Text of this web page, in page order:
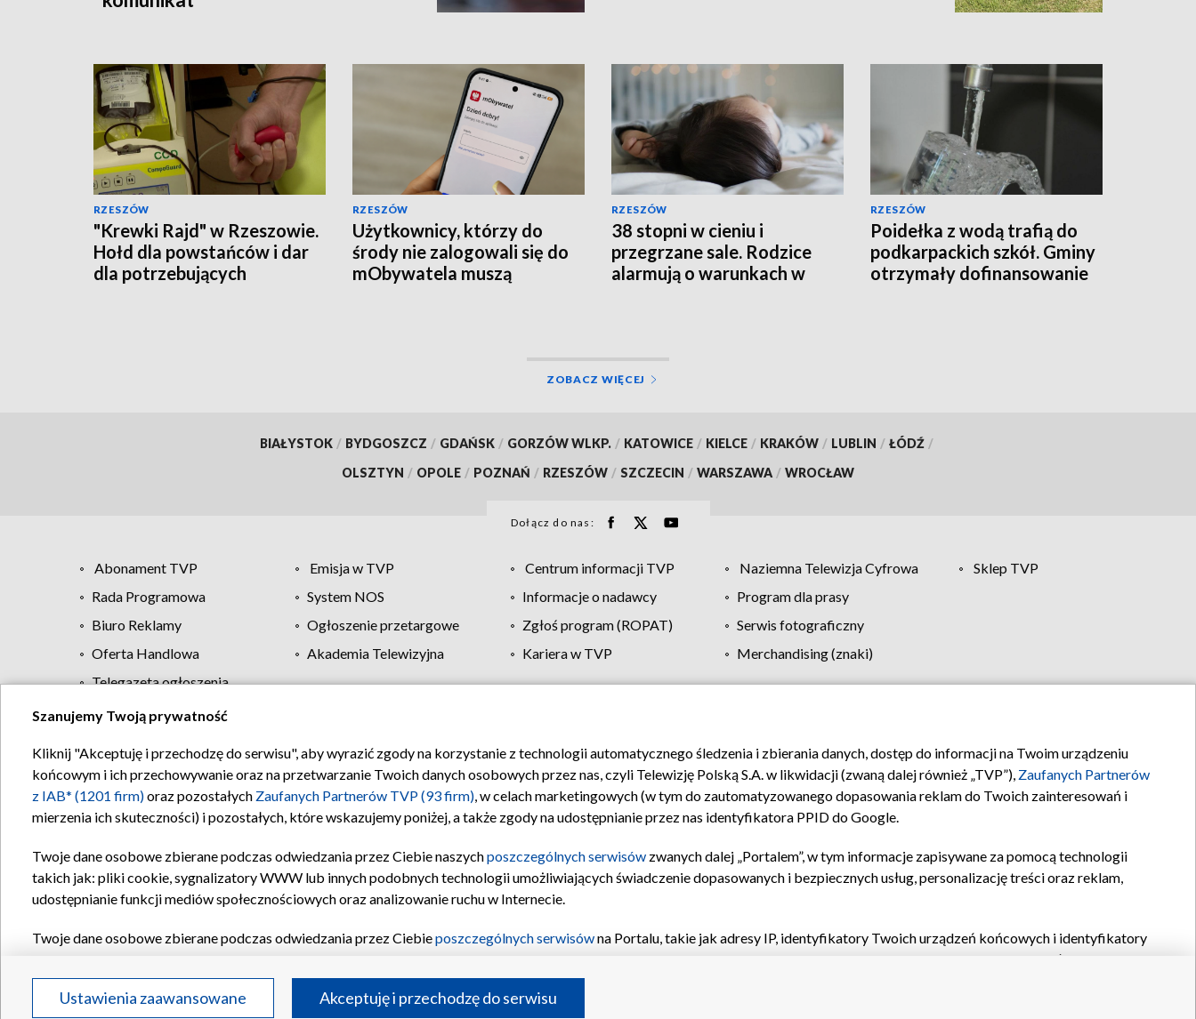
RZESZÓW
"Krewki Rajd" w Rzeszowie.
Hołd dla powstańców i dar
dla potrzebujących
RZESZÓW
Użytkownicy, którzy do
środy nie zalogowali się do
mObywatela muszą
RZESZÓW
38 stopni w cieniu i
przegrzane sale. Rodzice
alarmują o warunkach w
RZESZÓW
Poidełka z wodą trafią do
podkarpackich szkół. Gminy
otrzymały dofinansowanie
ZOBACZ WIĘCEJ
BIAŁYSTOK / BYDGOSZCZ / GDAŃSK / GORZÓW WLKP. / KATOWICE / KIELCE / KRAKÓW / LUBLIN / ŁÓDŹ /
OLSZTYN / OPOLE / POZNAŃ / RZESZÓW / SZCZECIN / WARSZAWA / WROCŁAW
Dołącz do nas:
Abonament TVP Emisja w TVP Centrum informacji TVP Naziemna Telewizja Cyfrowa
Sklep TVP
Rada Programowa
System NOS Informacje o nadawcy
Program dla prasy
Biuro Reklamy
Ogłoszenie przetargowe Zgłoś program (ROPAT)
Serwis fotograficzny
Oferta Handlowa
Akademia Telewizyjna Kariera w TVP
Merchandising (znaki)
Telegazeta ogłoszenia
Regulamin TVP Polityka prywatności Moje zgody Pomoc Biuro reklamy Kontakt
Szanujemy Twoją prywatność
Kliknij "Akceptuję i przechodzę do serwisu", aby wyrazić zgody na korzystanie z technologii automatycznego śledzenia i zbierania danych, dostęp do informacji na Twoim urządzeniu
końcowym i ich przechowywanie oraz na przetwarzanie Twoich danych osobowych przez nas, czyli Telewizję Polską S.A. w likwidacji (zwaną dalej również „TVP”), Zaufanych Partnerów
z IAB* (1201 firm)oraz pozostałych Zaufanych Partnerów TVP (93 firm), w celach marketingowych (w tym do zautomatyzowanego dopasowania reklam do Twoich zainteresowań i
mierzenia ich skuteczności) i pozostałych, które wskazujemy poniżej, a także zgody na udostępnianie przez nas identyfikatora PPID do Google.
Twoje dane osobowe zbierane podczas odwiedzania przez Ciebie naszychposzczególnych serwisów zwanych dalej „Portalem”, w tym informacje zapisywane za pomocą technologii
takich jak: pliki cookie, sygnalizatory WWW lub innych podobnych technologii umożliwiających świadczenie dopasowanych i bezpiecznych usług, personalizację treści oraz reklam,
udostępnianie funkcji mediów społecznościowych oraz analizowanie ruchu w Internecie.
Twoje dane osobowe zbierane podczas odwiedzania przez Ciebieposzczególnych serwisówna Portalu, takie jak adresy IP, identyfikatory Twoich urządzeń końcowych i identyfikatory
oraz pozostałych
Partnerów TVPdla realizacji następujących celów i funkcji: przechowywania informacji na urządzeniu lub dostęp do nich, wyboru podstawowych reklam, wyboru spersonalizowanych
reklam, tworzenia profilu spersonalizowanych reklam, tworzenia profilu spersonalizowanych treści, wyboru spersonalizowanych treści, pomiaru wydajności reklam, pomiaru wydajności
Ustawienia zaawansowane Akceptuję i przechodzę do serwisu